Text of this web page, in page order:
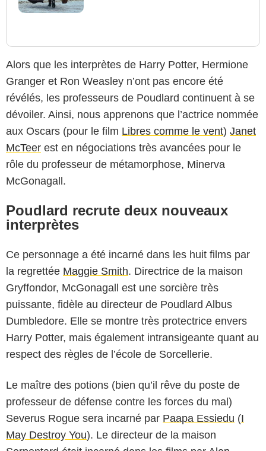
Alors que les interprètes de Harry Potter, Hermione
Granger et Ron Weasley n’ont pas encore été
révélés, les professeurs de Poudlard continuent à se
dévoiler. Ainsi, nous apprenons que l’actrice nommée
aux Oscars (pour le film Libres comme le vent) Janet
McTeer est en négociations très avancées pour le
rôle du professeur de métamorphose, Minerva
McGonagall.
Poudlard recrute deux nouveaux
interprètes
Ce personnage a été incarné dans les huit films par
la regrettée Maggie Smith. Directrice de la maison
Gryffondor, McGonagall est une sorcière très
puissante, fidèle au directeur de Poudlard Albus
Dumbledore. Elle se montre très protectrice envers
Harry Potter, mais également intransigeante quant au
respect des règles de l’école de Sorcellerie.
Le maître des potions (bien qu’il rêve du poste de
professeur de défense contre les forces du mal)
Severus Rogue sera incarné par Paapa Essiedu (I
May Destroy You). Le directeur de la maison